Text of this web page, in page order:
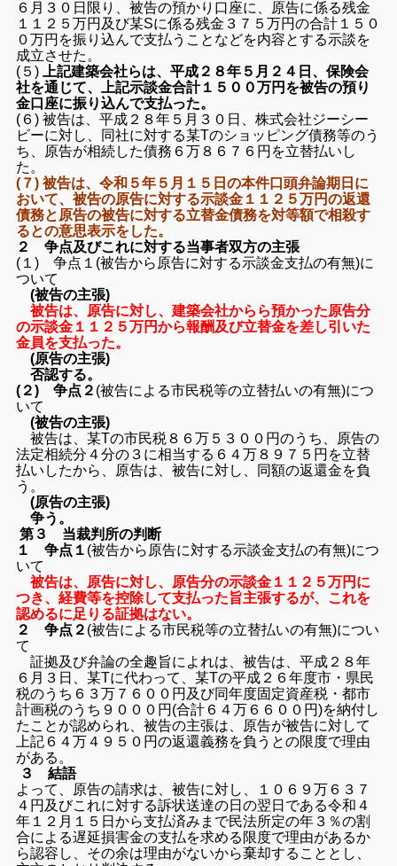
６月３０日限り、被告の預かり口座に、原告に係る残金
１１２５万円及び某Sに係る残金３７５万円の合計１５０
０万円を振り込んで支払うことなどを内容とする示談を
成立させた。
(５)
上記建築会社らは、平成２８年５月２４日、保険会
社を通じて、上記示談金合計１５００万円を被告の預り
金口座に振り込んで支払った。
(６) 被告は、平成２８年５月３０日、株式会社ジーシー
ビーに対し、同社に対する某Tのショッピング債務等のう
ち、原告が相続した債務６万８６７６円を立替払いし
た。
(７) 被告は、令和５年５月１５日の本件口頭弁論期日に
おいて、被告の原告に対する示談金１１２５万円の返還
債務と原告の被告に対する立替金債務を対等額で相殺す
るとの意思表示をした。
２ 争点及びこれに対する当事者双方の主張
(１) 争点１(被告から原告に対する示談金支払の有無)に
ついて
(被告の主張)
被告は、原告に対し、建築会社からら預かった原告分
の示談金１１２５万円から報酬及び立替金を差し引いた
金員を支払った。
(原告の主張)
否認する。
(２) 争点２ (被告による市民税等の立替払いの有無)につ
いて
(被告の主張)
被告は、某Tの市民税８６万５３００円のうち、原告の
法定相続分４分の３に相当する６４万８９７５円を立替
払いしたから、原告は、被告に対し、同額の返還金を負
う。
(原告の主張)
争う。
第３ 当裁判所の判断
１ 争点１ (被告から原告に対する示談金支払の有無)につ
いて
被告は、原告に対し、原告分の示談金１１２５万円に
つき、経費等を控除して支払った旨主張するが、これを
認めるに足りる証拠はない。
２ 争点２ (被告による市民税等の立替払いの有無)につい
て
証拠及び弁論の全趣旨によれは、被告は、平成２８年
６月３日、某Tに代わって、某Tの平成２６年度市・県民
税のうち６３万７６００円及び同年度固定資産税・都市
計画税のうち９０００円(合計６４万６６００円)を納付し
たことが認められ、被告の主張は、原告が被告に対して
上記６４万４９５０円の返還義務を負うとの限度で理由
がある。
３ 結語
よって、原告の請求は、被告に対し、１０６９万６３７
４円及びこれに対する訴状送達の日の翌日である令和４
年１２月１５日から支払済みまで民法所定の年３％の割
合による遅延損害金の支払を求める限度で理由があるか
ら認容し、その余は理由がないから棄却することとし、